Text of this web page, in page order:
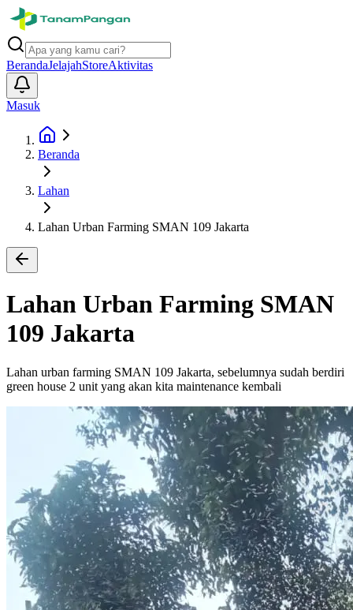
BerandaJelajahStoreAktivitas
Masuk
Beranda
Lahan
Lahan Urban Farming SMAN 109 Jakarta
Lahan Urban Farming SMAN
109 Jakarta
Lahan urban farming SMAN 109 Jakarta, sebelumnya sudah berdiri
green house 2 unit yang akan kita maintenance kembali